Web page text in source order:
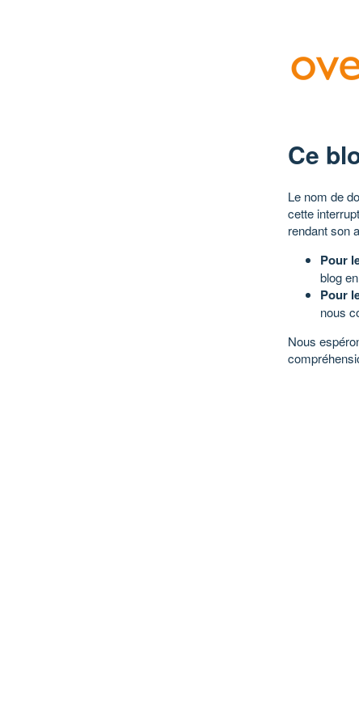
Ce
Le nom de
cette
rendant son
Pour
blog
Pour
nous
Nous